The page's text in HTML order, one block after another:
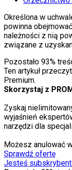
Określona w
powinna
należności z nią
związane z
Pozostało 93%
Ten artykuł
Premium.
Skorzystaj z
Zyskaj
wyjaśnień
narzędzi dla
Możesz anulować
Sprawdź ofertę
Jesteś